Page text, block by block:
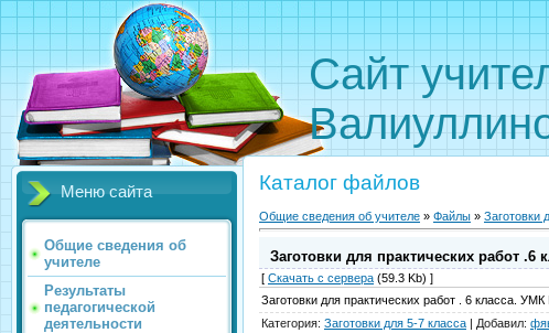
Сайт
Меню сайта
Общие сведения об
учителе
Результаты
педагогической
деятельности
Каталог файлов
Общие сведения об учителе » Файлы » Заготовки
Заготовки для практических работ .6
[ Скачать с сервера (59.3 Kb) ]
Заготовки для практических работ . 6 класса. УМК
Категория: Заготовки для 5-7 класса | Добавил: